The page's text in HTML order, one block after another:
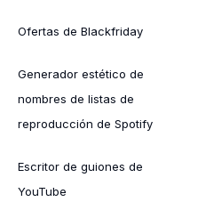
Ofertas de Blackfriday
Generador estético de
nombres de listas de
reproducción de Spotify
Escritor de guiones de
YouTube